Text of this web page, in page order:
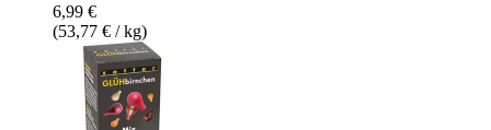
6,99 €
(53,77 € / kg)